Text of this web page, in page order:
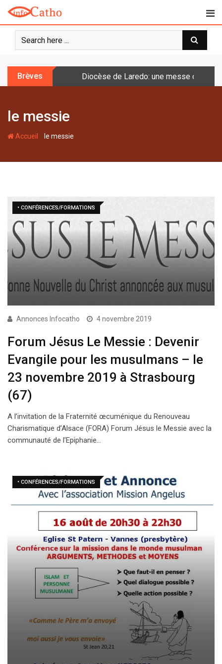
o
Brèves Diocèse de Laredo: une messe
le messie
Accueil - le messie
• CONFÉRENCES/FORMATIONS
Annonces Infocatho 4 novembre 2019
Forum Jésus Le Messie : Devenir
Evangile pour les musulmans – le
23 novembre 2019 à Strasbourg
(67)
A l’invitation de la Fraternité œcuménique du Renouveau
Charismatique d’Alsace (FORA) Forum Jésus le Messie avec la
communauté de l’Epiphanie…
• CONFÉRENCES/FORMATIONS